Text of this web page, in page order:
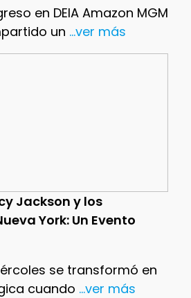
en DEIA Amazon MGM
un ...ver más
Jackson y los
York: Un Evento
se transformó en
cuando ...ver más